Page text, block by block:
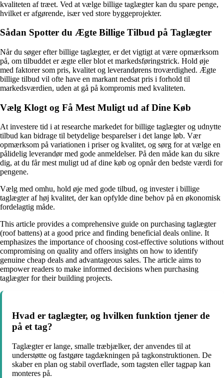
kvaliteten af træet. Ved at vælge billige taglægter kan du spare penge,
hvilket er afgørende, især ved store byggeprojekter.
Sådan Spotter du Ægte Billige Tilbud på Taglægter
Når du søger efter billige taglægter, er det vigtigt at være opmærksom
på, om tilbuddet er ægte eller blot et markedsføringstrick. Hold øje
med faktorer som pris, kvalitet og leverandørens troværdighed. Ægte
billige tilbud vil ofte have en markant nedsat pris i forhold til
markedsværdien, uden at gå på kompromis med kvaliteten.
Vælg Klogt og Få Mest Muligt ud af Dine Køb
At investere tid i at researche markedet for billige taglægter og udnytte
tilbud kan bidrage til betydelige besparelser i det lange løb. Vær
opmærksom på variationen i priser og kvalitet, og sørg for at vælge en
pålidelig leverandør med gode anmeldelser. På den måde kan du sikre
dig, at du får mest muligt ud af dine køb og opnår den bedste værdi for
pengene.
Vælg med omhu, hold øje med gode tilbud, og invester i billige
taglægter af høj kvalitet, der kan opfylde dine behov på en økonomisk
fordelagtig måde.
This article provides a comprehensive guide on purchasing taglægter
(roof battens) at a good price and finding beneficial deals online. It
emphasizes the importance of choosing cost-effective solutions without
compromising on quality and offers insights on how to identify
genuine cheap deals and advantageous sales. The article aims to
empower readers to make informed decisions when purchasing
taglægter for their building projects.
Hvad er taglægter, og hvilken funktion tjener de
på et tag?
Taglægter er lange, smalle træbjælker, der anvendes til at
understøtte og fastgøre tagdækningen på tagkonstruktionen. De
skaber en plan og stabil overflade, som tagsten eller tagpap kan
monteres på.